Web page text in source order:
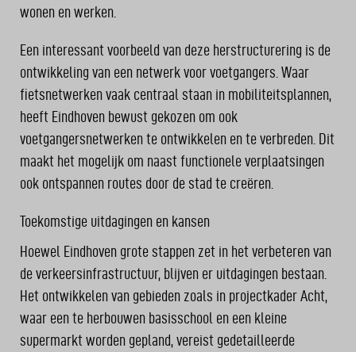
wonen en werken.
Een interessant voorbeeld van deze herstructurering is de
ontwikkeling van een netwerk voor voetgangers. Waar
fietsnetwerken vaak centraal staan in mobiliteitsplannen,
heeft Eindhoven bewust gekozen om ook
voetgangersnetwerken te ontwikkelen en te verbreden. Dit
maakt het mogelijk om naast functionele verplaatsingen
ook ontspannen routes door de stad te creëren.
Toekomstige uitdagingen en kansen
Hoewel Eindhoven grote stappen zet in het verbeteren van
de verkeersinfrastructuur, blijven er uitdagingen bestaan.
Het ontwikkelen van gebieden zoals in projectkader Acht,
waar een te herbouwen basisschool en een kleine
supermarkt worden gepland, vereist gedetailleerde